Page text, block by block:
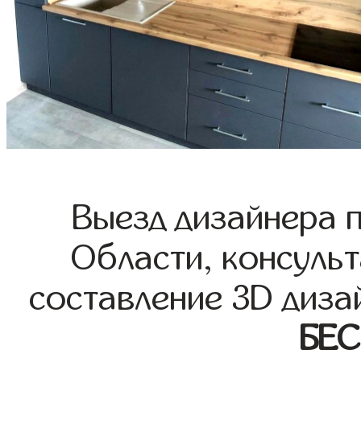
Выезд дизайнера
Области,
составление 3D